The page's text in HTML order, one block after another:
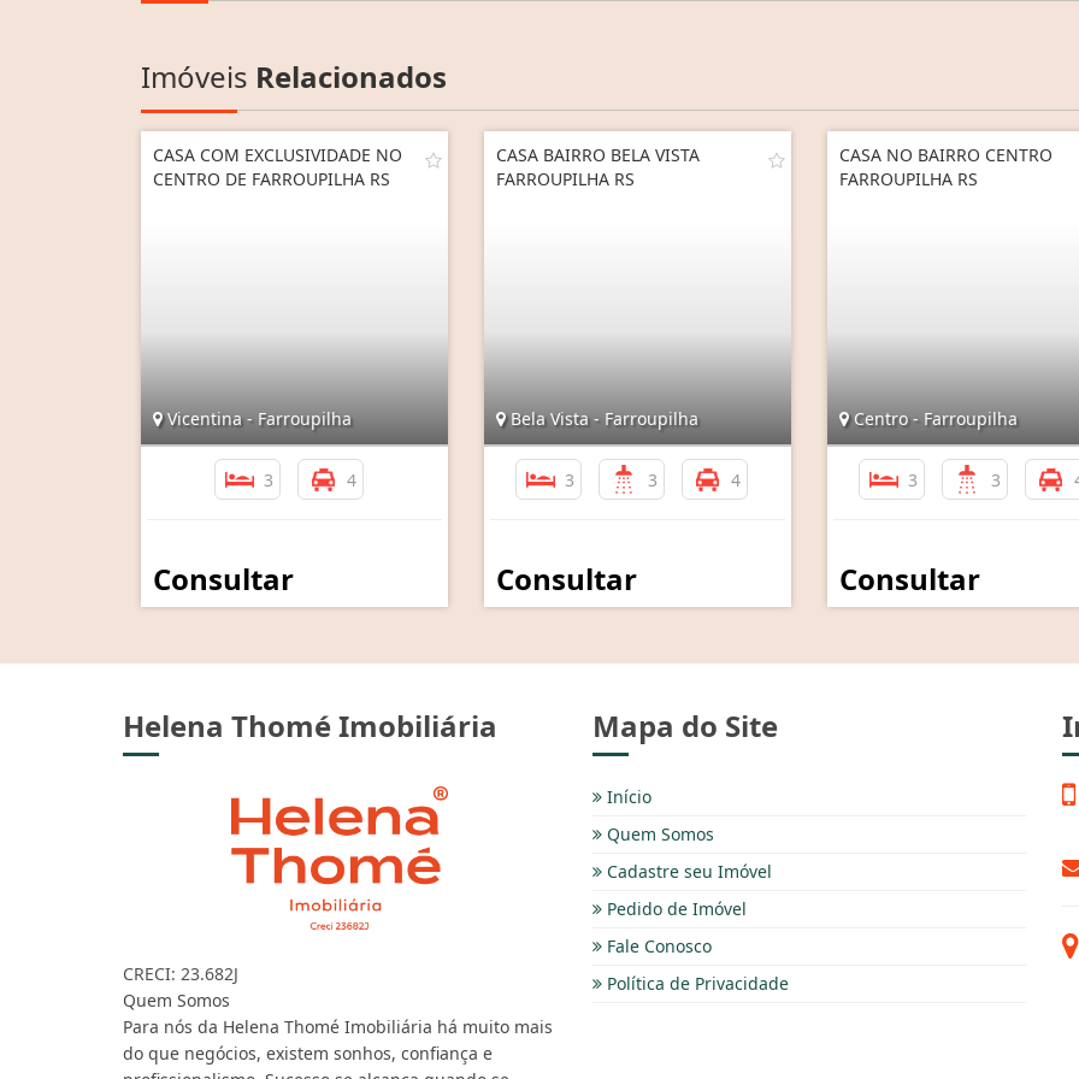
Imóveis Relacionados
CASA COM EXCLUSIVIDADE NO
CENTRO DE FARROUPILHA RS
Vicentina - Farroupilha
3 4
Consultar
CASA BAIRRO BELA VISTA
FARROUPILHA RS
Bela Vista - Farroupilha
3 3 4
Consultar
CASA NO BAIRRO CENTRO
FARROUPILHA RS
Centro - Farroupilha
3 3
Consultar
Helena Thomé Imobiliária
CRECI: 23.682J
Quem Somos
Para nós da Helena Thomé Imobiliária há muito mais
do que negócios, existem sonhos, confiança e
Mapa do Site
Início
Quem Somos
Cadastre seu Imóvel
Pedido de Imóvel
Fale Conosco
Política de Privacidade